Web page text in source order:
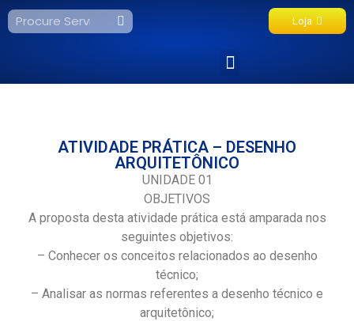
Loja
ATIVIDADE PRÁTICA – DESENHO
ARQUITETÔNICO
UNIDADE 01
OBJETIVOS
A proposta desta atividade prática está amparada nos
seguintes objetivos:
– Conhecer os conceitos relacionados ao desenho
técnico;
– Analisar as normas referentes a desenho técnico e
arquitetônico;